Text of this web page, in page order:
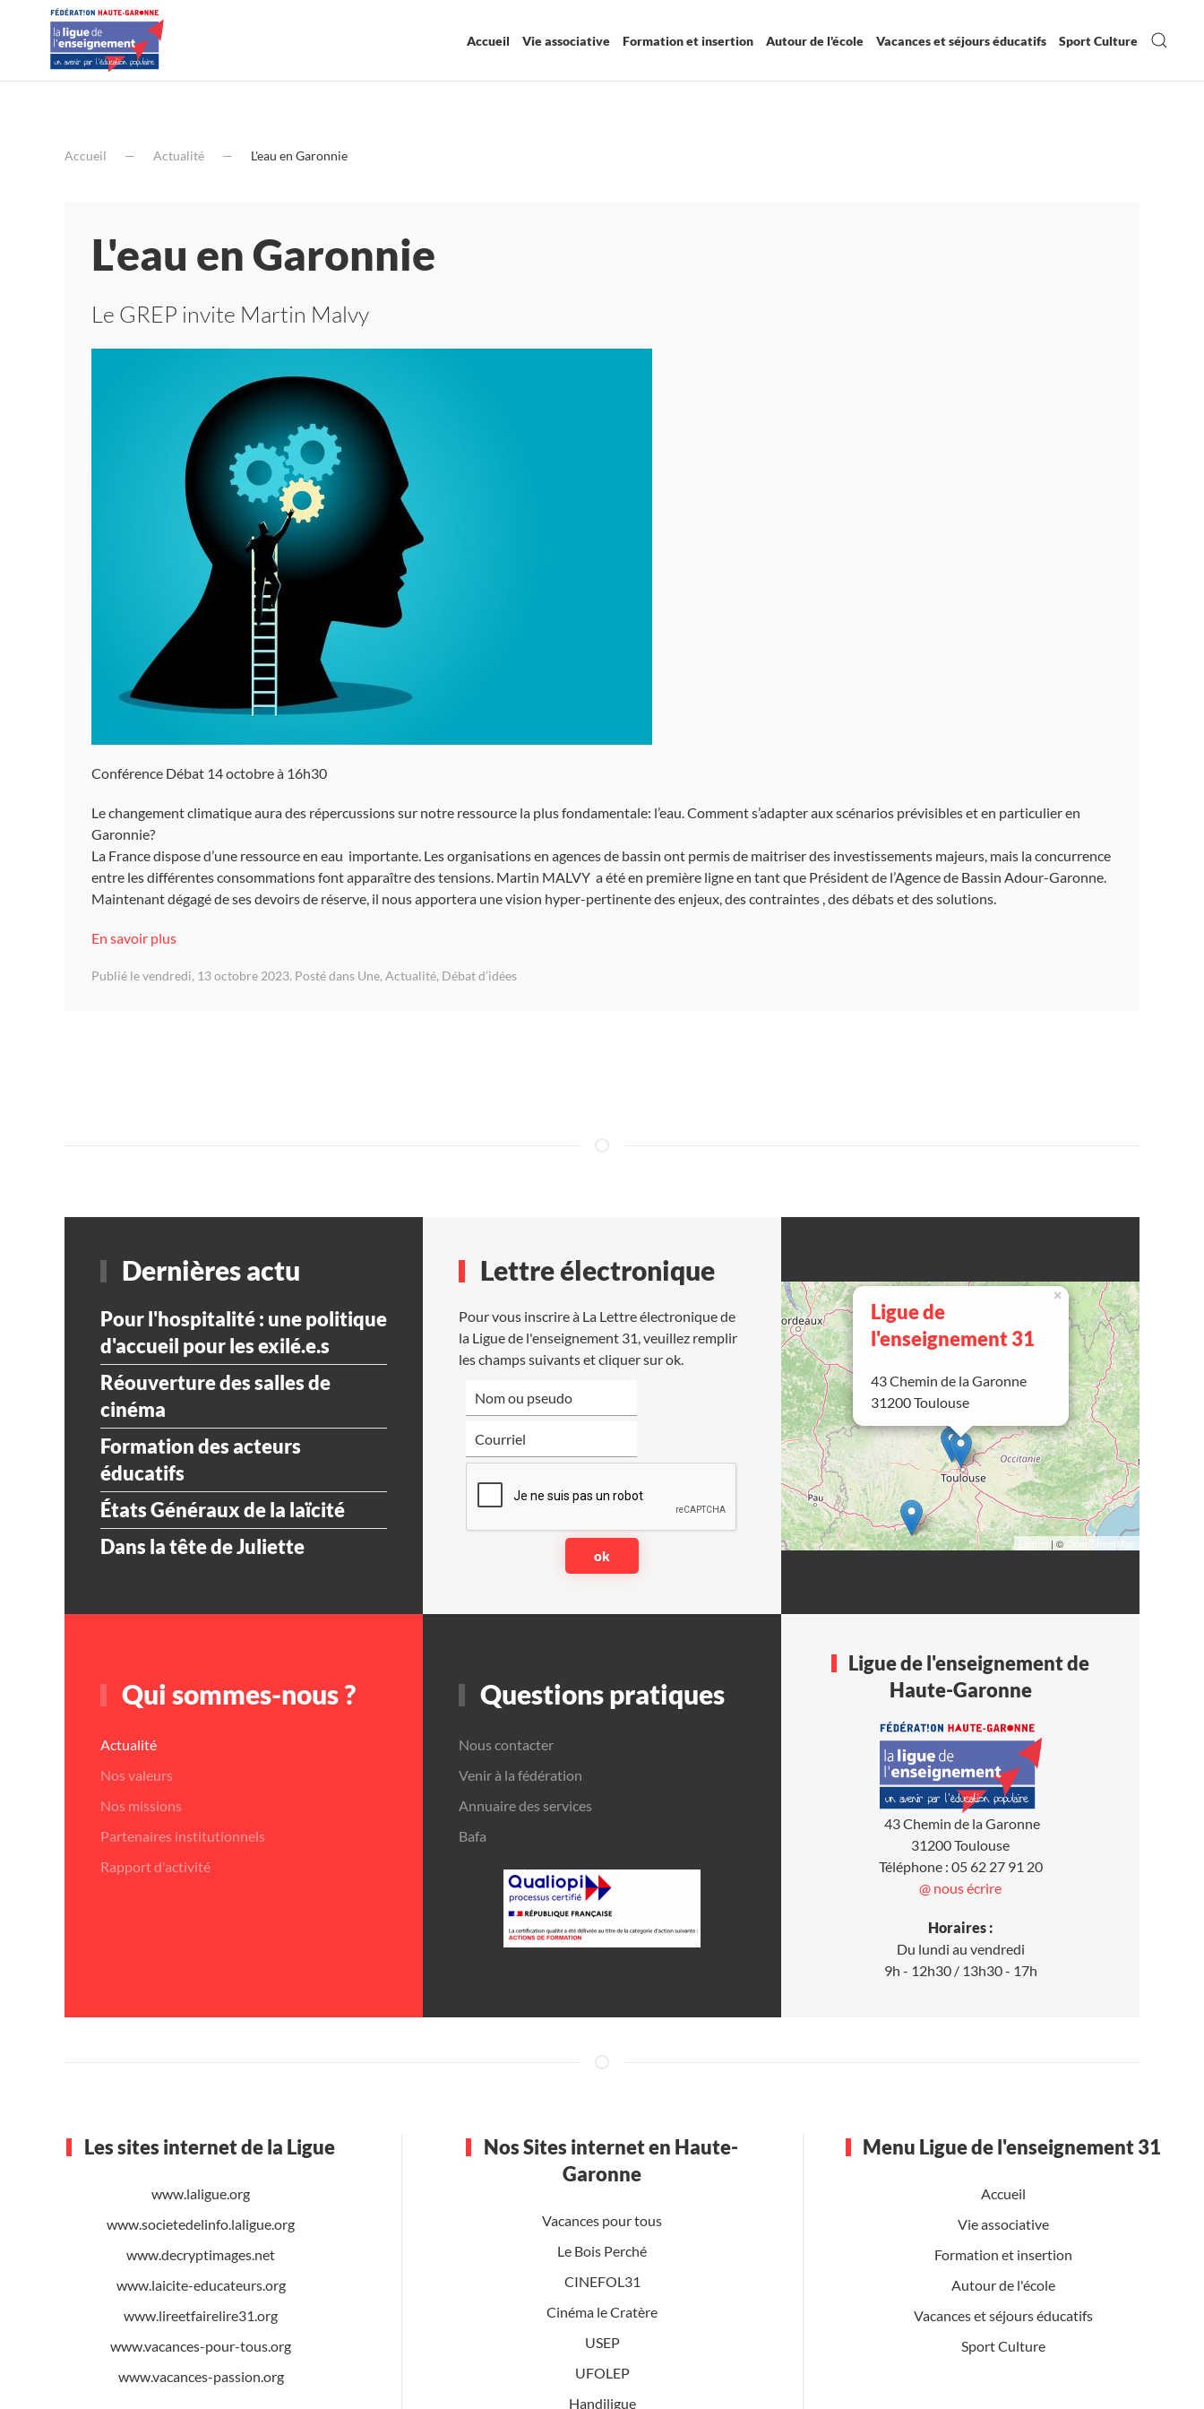
Accueil Vie associative Formation et insertion Autour de l'école Vacances et séjours éducatifs Sport Culture
Accueil Actualité L'eau en Garonnie
L'eau en Garonnie
Le GREP invite Martin Malvy
Conférence Débat 14 octobre à 16h30
Le changement climatique aura des répercussions sur notre ressource la plus fondamentale: l’eau. Comment s’adapter aux scénarios prévisibles et en particulier en
Garonnie?
La France dispose d’une ressource en eau importante. Les organisations en agences de bassin ont permis de maitriser des investissements majeurs, mais la concurrence
entre les différentes consommations font apparaître des tensions. Martin MALVY a été en première ligne en tant que Président de l’Agence de Bassin Adour-Garonne.
Maintenant dégagé de ses devoirs de réserve, il nous apportera une vision hyper-pertinente des enjeux, des contraintes , des débats et des solutions.
En savoir plus
Publié le vendredi, 13 octobre 2023. Posté dans Une, Actualité, Débat d’idées
Dernières actu
Pour l'hospitalité : une politique
d'accueil pour les exilé.e.s
Réouverture des salles de
cinéma
Formation des acteurs
éducatifs
États Généraux de la laïcité
Dans la tête de Juliette
Lettre électronique
Pour vous inscrire à La Lettre électronique de
la Ligue de l'enseignement 31, veuillez remplir
les champs suivants et cliquer sur ok.
Ligue de
l'enseignement 31
43 Chemin de la Garonne
31200 Toulouse
×
Leaflet | © OpenStreetMap
Qui sommes-nous ?
Actualité
Nos valeurs
Nos missions
Partenaires institutionnels
Rapport d'activité
Questions pratiques
Nous contacter
Venir à la fédération
Annuaire des services
Bafa
Ligue de l'enseignement de
Haute-Garonne
43 Chemin de la Garonne
31200 Toulouse
Téléphone : 05 62 27 91 20
@ nous écrire
Horaires :
Du lundi au vendredi
9h - 12h30 / 13h30 - 17h
Les sites internet de la Ligue
www.laligue.org
www.societedelinfo.laligue.org
www.decryptimages.net
www.laicite-educateurs.org
www.lireetfairelire31.org
www.vacances-pour-tous.org
www.vacances-passion.org
Nos Sites internet en Haute-
Garonne
Vacances pour tous
Le Bois Perché
CINEFOL31
Cinéma le Cratère
USEP
UFOLEP
Handiligue
Menu Ligue de l'enseignement 31
Accueil
Vie associative
Formation et insertion
Autour de l'école
Vacances et séjours éducatifs
Sport Culture